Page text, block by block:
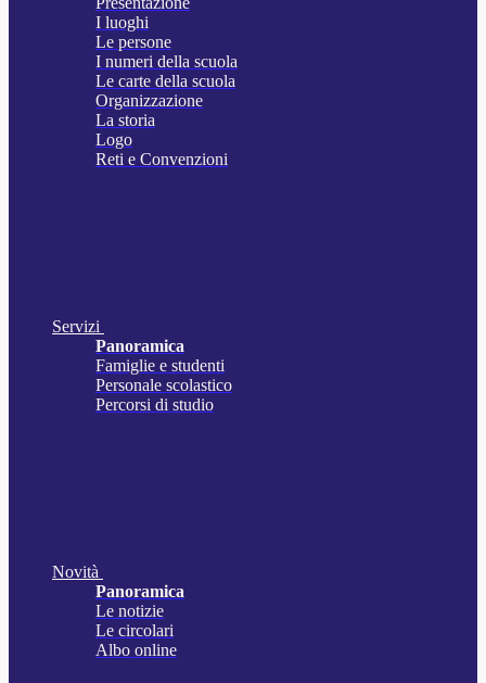
I luoghi
Le persone
I numeri della scuola
Le carte della scuola
Organizzazione
La storia
Logo
Reti e Convenzioni
Servizi
Panoramica
Famiglie e studenti
Personale scolastico
Percorsi di studio
Novità
Panoramica
Le notizie
Le circolari
Albo online